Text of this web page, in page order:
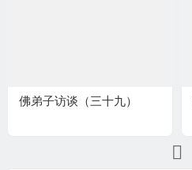
佛弟子访谈（三十九）